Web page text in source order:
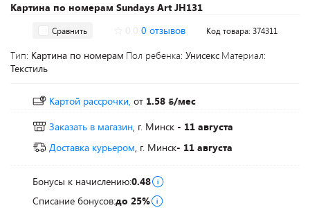
Картина по номерам Sundays Art JH131
Сравнить 0 отзывов Код товара: 374311
Тип: Картина по номерам Пол ребенка: Унисекс Материал:
Текстиль
Картой рассрочки, от 1.58
/мес
Заказать в магазин, г. Минск - 11 августа
Доставка курьером, г. Минск- 11 августа
Бонусы к начислению:0.48
Списание бонусов:до 25%